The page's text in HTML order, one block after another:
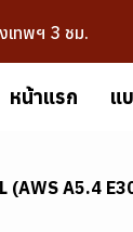
ทพฯ 3 ชม.
หน้าแรก แ
(AWS A5.4